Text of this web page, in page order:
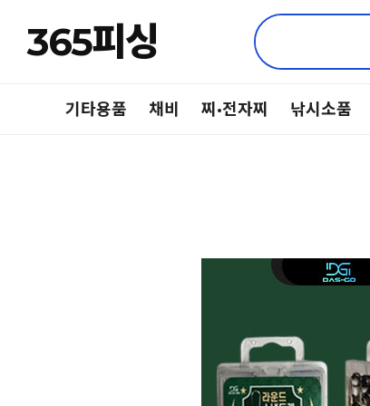
365피싱
기타용품 채비 찌·전자찌 낚시소품